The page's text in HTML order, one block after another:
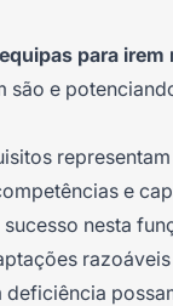
para irem
são e
e
nesta
deficiência